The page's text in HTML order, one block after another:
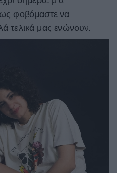
φοβόμαστε να
τελικά μας ενώνουν.